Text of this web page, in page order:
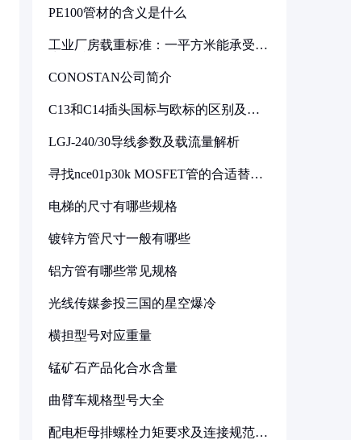
PE100管材的含义是什么
工业厂房载重标准：一平方米能承受多
CONOSTAN公司简介
C13和C14插头国标与欧标的区别及其
LGJ-240/30导线参数及载流量解析
寻找nce01p30k MOSFET管的合适替代
电梯的尺寸有哪些规格
镀锌方管尺寸一般有哪些
铝方管有哪些常见规格
光线传媒参投三国的星空爆冷
横担型号对应重量
锰矿石产品化合水含量
曲臂车规格型号大全
配电柜母排螺栓力矩要求及连接规范详